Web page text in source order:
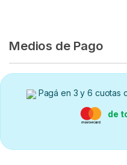
Medios de Pago
Pagá en 3 y 6 cuotas
de